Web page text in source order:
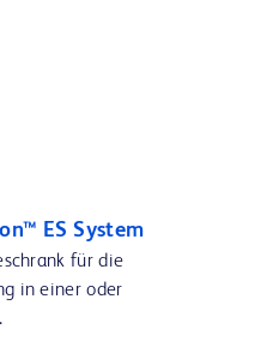
ES System
für die
in einer oder